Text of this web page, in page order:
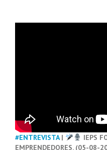
#ENTREVISTA|
IEPS
EMPRENDEDORES. (05-08-